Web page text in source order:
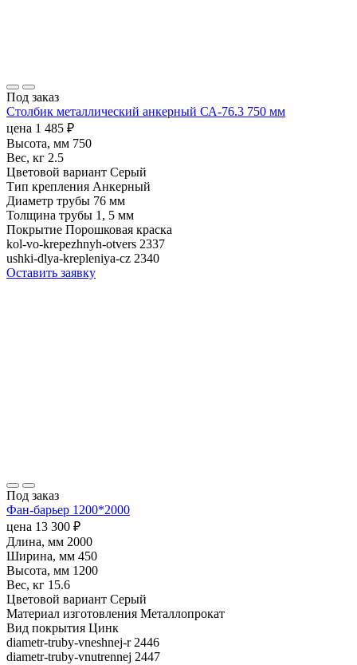
Под заказ
Столбик металлический анкерный СА-76.3 750 мм
цена 1 485 ₽
Высота, мм 750
Вес, кг 2.5
Цветовой вариант Серый
Тип крепления Анкерный
Диаметр трубы 76 мм
Толщина трубы 1, 5 мм
Покрытие Порошковая краска
kol-vo-krepezhnyh-otvers 2337
ushki-dlya-krepleniya-cz 2340
Оставить заявку
Под заказ
Фан-барьер 1200*2000
цена 13 300 ₽
Длина, мм 2000
Ширина, мм 450
Высота, мм 1200
Вес, кг 15.6
Цветовой вариант Серый
Материал изготовления Металлопрокат
Вид покрытия Цинк
diametr-truby-vneshnej-r 2446
diametr-truby-vnutrennej 2447